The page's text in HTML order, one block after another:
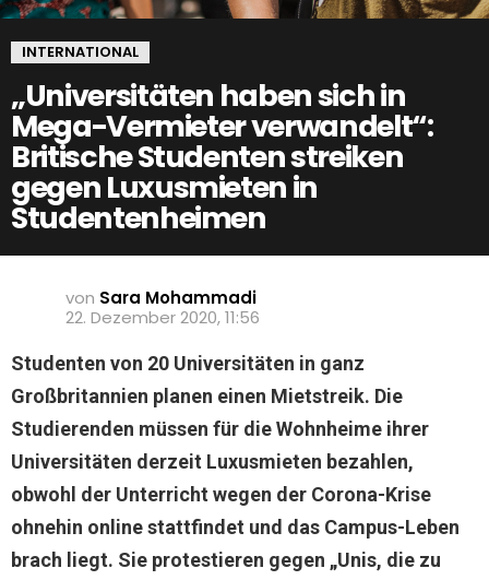
INTERNATIONAL
„Universitäten haben sich in
Mega-Vermieter verwandelt“:
Britische Studenten streiken
gegen Luxusmieten in
Studentenheimen
von Sara Mohammadi
22. Dezember 2020, 11:56
Studenten von 20 Universitäten in ganz
Großbritannien planen einen Mietstreik. Die
Studierenden müssen für die Wohnheime ihrer
Universitäten derzeit Luxusmieten bezahlen,
obwohl der Unterricht wegen der Corona-Krise
ohnehin online stattfindet und das Campus-Leben
brach liegt. Sie protestieren gegen „Unis, die zu